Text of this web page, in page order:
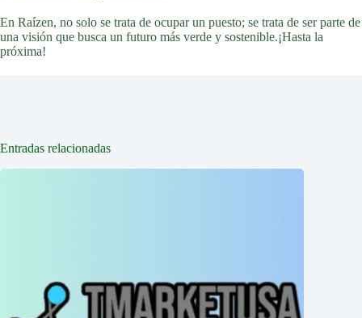
En Raízen, no solo se trata de ocupar un puesto; se trata de ser parte de
una visión que busca un futuro más verde y sostenible.¡Hasta la
próxima!
Entradas relacionadas